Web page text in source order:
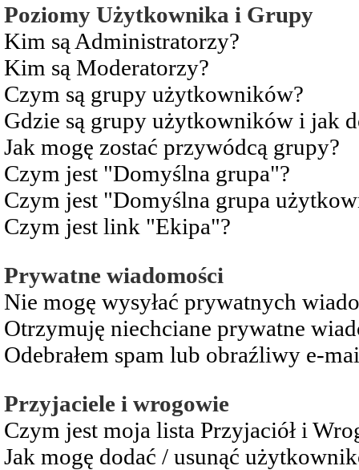
Poziomy Użytkownika i Grupy
Kim są Administratorzy?
Kim są Moderatorzy?
Czym są grupy użytkowników?
Gdzie są grupy użytkowników i jak
Jak mogę zostać przywódcą grupy?
Czym jest "Domyślna grupa"?
Czym jest "Domyślna grupa
Czym jest link "Ekipa"?
Prywatne wiadomości
Nie mogę wysyłać prywatnych
Otrzymuję niechciane prywatne
Odebrałem spam lub obraźliwy e-
Przyjaciele i wrogowie
Czym jest moja lista Przyjaciół i
Jak mogę dodać / usunąć